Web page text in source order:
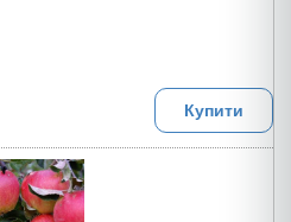
Купити